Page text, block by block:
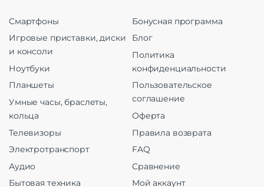
Смартфоны
Игровые приставки, диски
и консоли
Ноутбуки
Планшеты
Умные часы, браслеты,
кольца
Телевизоры
Электротранспорт
Аудио
Бытовая техника
Бонусная программа
Блог
Политика
конфиденциальности
Пользовательское
соглашение
Оферта
Правила возврата
FAQ
Сравнение
Мой аккаунт